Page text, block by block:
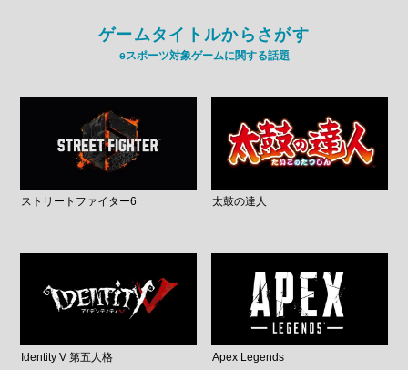
ゲームタイトルからさがす
eスポーツ対象ゲームに関する話題
ストリートファイター6 太鼓の達人
Identity V 第五人格 Apex Legends